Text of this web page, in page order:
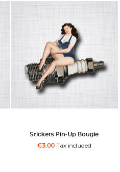
Stickers Pin-Up Bougie
€3.00 Tax included